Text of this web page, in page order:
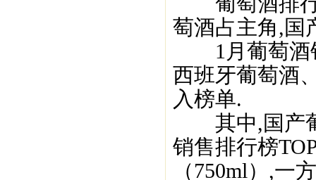
萄酒占主角,国
1月葡萄酒
西班牙葡萄酒
入榜单.
其中,国产葡
销售排行榜
（750ml）,一